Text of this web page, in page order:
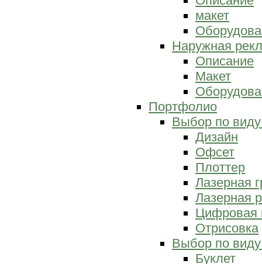
макет
Наружная
Описание
Макет
Портфолио
Выбор по
Дизайн
Офсет
Плоттер
Лазерная
Лазерная
Цифровая
Отрисовка
Выбор по
Буклет